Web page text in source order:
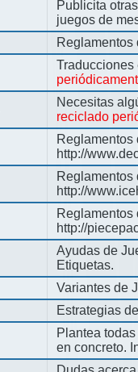
Publicita
juegos de
Reglamentos
Necesitas
reciclado
Reglamentos
http://
Reglamentos
http://
Reglamentos
http://
Ayudas de
Etiquetas.
Variantes de
Estrategias
Plantea
en concreto.